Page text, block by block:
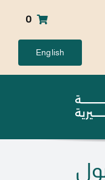
0
English